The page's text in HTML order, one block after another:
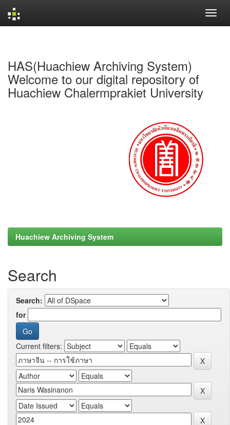
HAS(Huachiew Archiving System)
Welcome to our digital repository of
Huachiew Chalermprakiet University
Huachiew Archiving System
Search
Search:
for
Current filters: